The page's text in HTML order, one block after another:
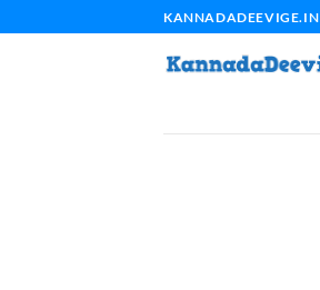
to
KANNADADEEVIGE.IN